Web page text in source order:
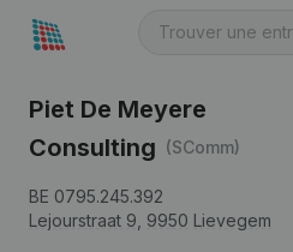
Piet De Meyere
Consulting (SComm)
BE 0795.245.392
Lejourstraat 9, 9950 Lievegem